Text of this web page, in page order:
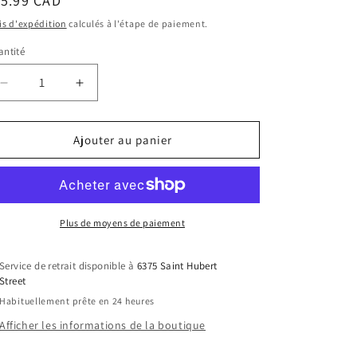
d'expédition calculés à l'étape de paiement.
Réduire
la
quantité
Funko
Animation
-
-
Goten
with
Phone
Augmenter
la
quantité
de
Funko
Animation
-
Dragon
-
with
Phone
Ajouter au panier
Plus de moyens de paiement
Service de retrait disponible à 6375 Saint Hubert
Street
Habituellement prête en 24 heures
Afficher les informations de la boutique